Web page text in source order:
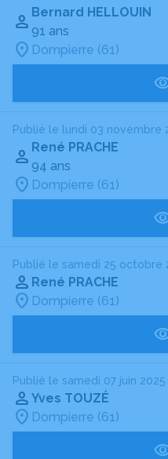
Bernard HELLOUIN
91 ans
Dompierre (61)
Publié le lundi 03 novembre
René PRACHE
94 ans
Dompierre (61)
Publié le samedi 25 octobre
René PRACHE
Dompierre (61)
Publié le samedi 07 juin 2025
Yves TOUZÉ
Dompierre (61)